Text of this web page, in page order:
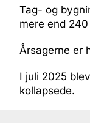
Tag- og
mere end
Årsagerne er
I juli 2025
kollapsede.